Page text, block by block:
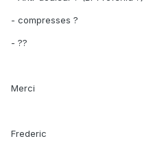
- compresses ?
- ??
Merci
Frederic